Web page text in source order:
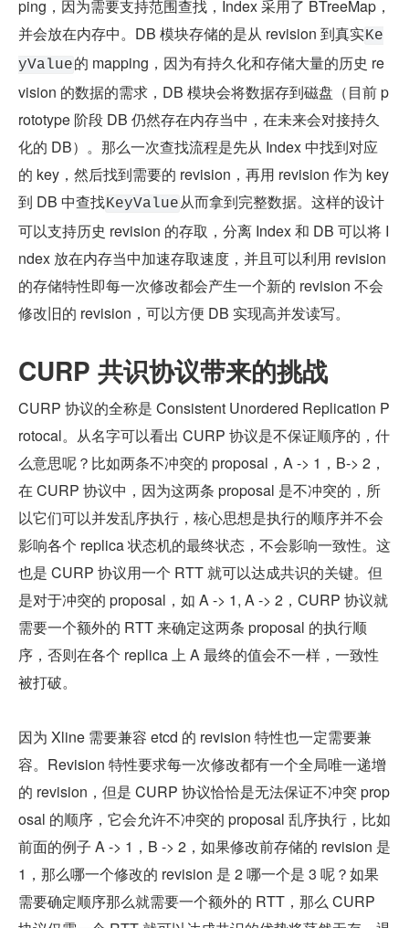
ping，因为需要支持范围查找，Index 采用了 BTreeMap，
并会放在内存中。DB 模块存储的是从 revision 到真实Ke
yValue的 mapping，因为有持久化和存储大量的历史 re
vision 的数据的需求，DB 模块会将数据存到磁盘（目前 p
rototype 阶段 DB 仍然存在内存当中，在未来会对接持久
化的 DB）。那么一次查找流程是先从 Index 中找到对应
的 key，然后找到需要的 revision，再用 revision 作为 key
到 DB 中查找KeyValue从而拿到完整数据。这样的设计
可以支持历史 revision 的存取，分离 Index 和 DB 可以将 I
ndex 放在内存当中加速存取速度，并且可以利用 revision
的存储特性即每一次修改都会产生一个新的 revision 不会
修改旧的 revision，可以方便 DB 实现高并发读写。
CURP 共识协议带来的挑战
CURP 协议的全称是 Consistent Unordered Replication P
rotocal。从名字可以看出 CURP 协议是不保证顺序的，什
么意思呢？比如两条不冲突的 proposal，A -> 1，B-> 2，
在 CURP 协议中，因为这两条 proposal 是不冲突的，所
以它们可以并发乱序执行，核心思想是执行的顺序并不会
影响各个 replica 状态机的最终状态，不会影响一致性。这
也是 CURP 协议用一个 RTT 就可以达成共识的关键。但
是对于冲突的 proposal，如 A -> 1, A -> 2，CURP 协议就
需要一个额外的 RTT 来确定这两条 proposal 的执行顺
序，否则在各个 replica 上 A 最终的值会不一样，一致性
被打破。
因为 Xline 需要兼容 etcd 的 revision 特性也一定需要兼
容。Revision 特性要求每一次修改都有一个全局唯一递增
的 revision，但是 CURP 协议恰恰是无法保证不冲突 prop
osal 的顺序，它会允许不冲突的 proposal 乱序执行，比如
前面的例子 A -> 1，B -> 2，如果修改前存储的 revision 是
1，那么哪一个修改的 revision 是 2 哪一个是 3 呢？如果
需要确定顺序那么就需要一个额外的 RTT，那么 CURP